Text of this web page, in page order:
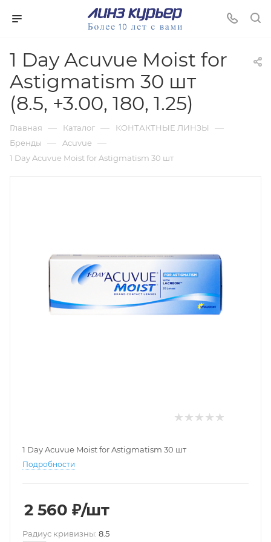
1 Day Acuvue Moist for
Astigmatism 30 шт
(8.5, +3.00, 180, 1.25)
Главная — Каталог — КОНТАКТНЫЕ ЛИНЗЫ —
Бренды — Acuvue —
1 Day Acuvue Moist for Astigmatism 30 шт
1 Day Acuvue Moist for Astigmatism 30 шт
Подробности
2 560 ₽/шт
Pадиус кривизны: 8.5